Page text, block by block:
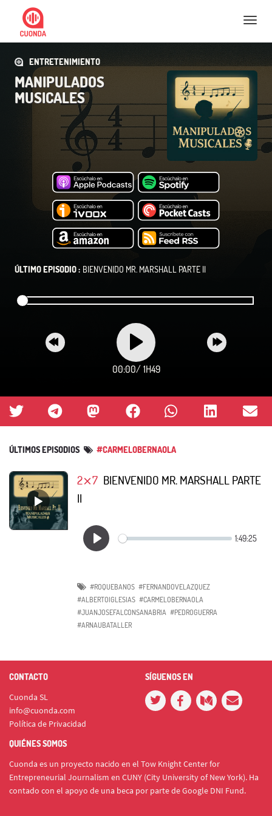
Nav
ENTRETENIMIENTO
MANIPULADOS
MUSICALES
ÚLTIMO EPISODIO : BIENVENIDO MR. MARSHALL PARTE II
00:00/ 1H49
ÚLTIMOS EPISODIOS #CARMELOBERNAOLA
2⨯7 BIENVENIDO MR. MARSHALL PARTE
II
#ROQUEBANOS #FERNANDOVELAZQUEZ
#ALBERTOIGLESIAS #CARMELOBERNAOLA
#JUANJOSEFALCONSANABRIA #PEDROGUERRA
#ARNAUBATALLER
CONTACTO
Cuonda SL
info@cuonda.com
Política de Privacidad
SÍGUENOS EN
QUIÉNES SOMOS
Cuonda es un proyecto nacido en el Tow Knight Center for
Entrepreneurial Journalism en CUNY (City University of New York). Ha
contado con el apoyo de una beca por parte de Google DNI Fund.